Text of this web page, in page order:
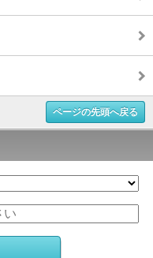
ページの先頭へ戻る